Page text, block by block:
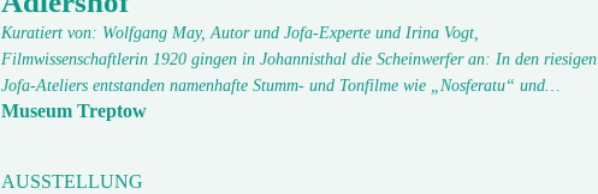
Kuratiert von: Wolfgang May, Autor und Jofa-Experte und Irina Vogt,
Filmwissenschaftlerin 1920 gingen in Johannisthal die Scheinwerfer an: In den riesigen
Jofa-Ateliers entstanden namenhafte Stumm- und Tonfilme wie „Nosferatu“ und…
Museum Treptow
AUSSTELLUNG